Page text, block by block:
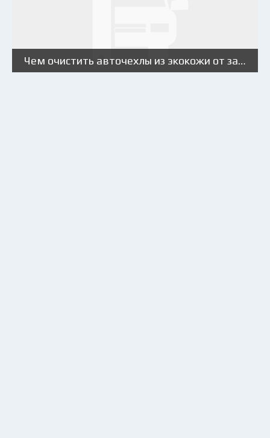
Чем очистить авточехлы из экокожи от загрязнений?